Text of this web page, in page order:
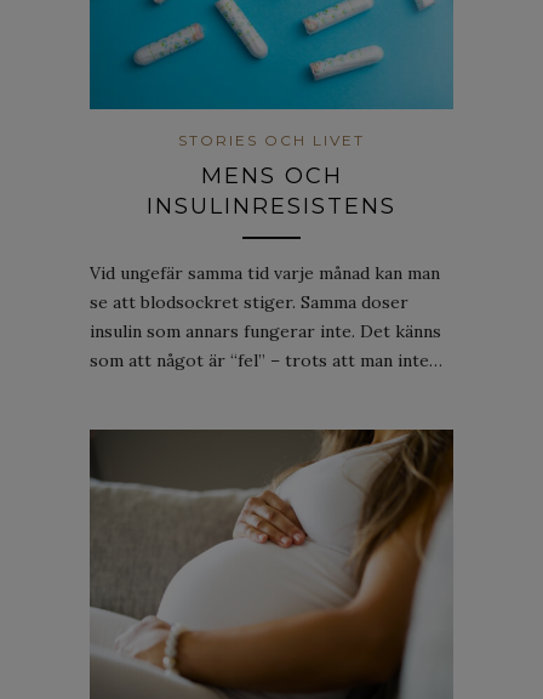
STORIES OCH LIVET
MENS OCH
INSULINRESISTENS
Vid ungefär samma tid varje månad kan man
se att blodsockret stiger. Samma doser
insulin som annars fungerar inte. Det känns
som att något är “fel” – trots att man inte…